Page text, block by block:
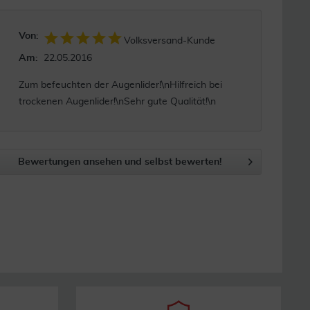
Von:
Volksversand-Kunde
Am:
22.05.2016
Zum befeuchten der Augenlider!\nHilfreich bei
trockenen Augenlider!\nSehr gute Qualität!\n
Bewertungen ansehen und selbst bewerten!